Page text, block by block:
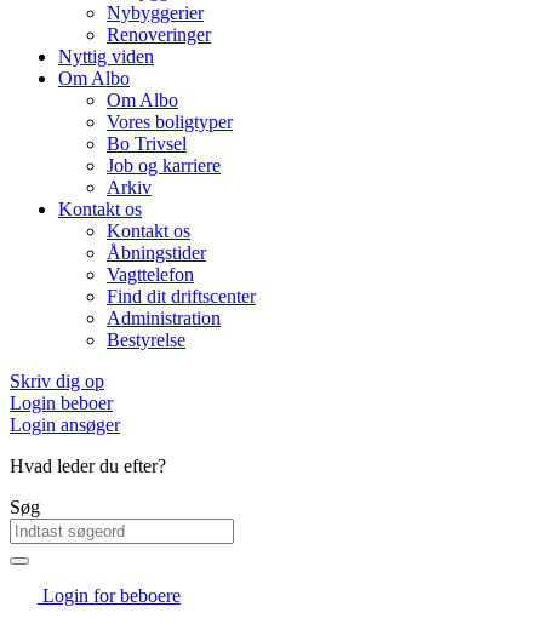
Nybyggerier
Renoveringer
Nyttig viden
Om Albo
Om Albo
Vores boligtyper
Bo Trivsel
Job og karriere
Arkiv
Kontakt os
Kontakt os
Åbningstider
Vagttelefon
Find dit driftscenter
Administration
Bestyrelse
Skriv dig op
Login beboer
Login ansøger
Hvad leder du efter?
Søg
Login for beboere